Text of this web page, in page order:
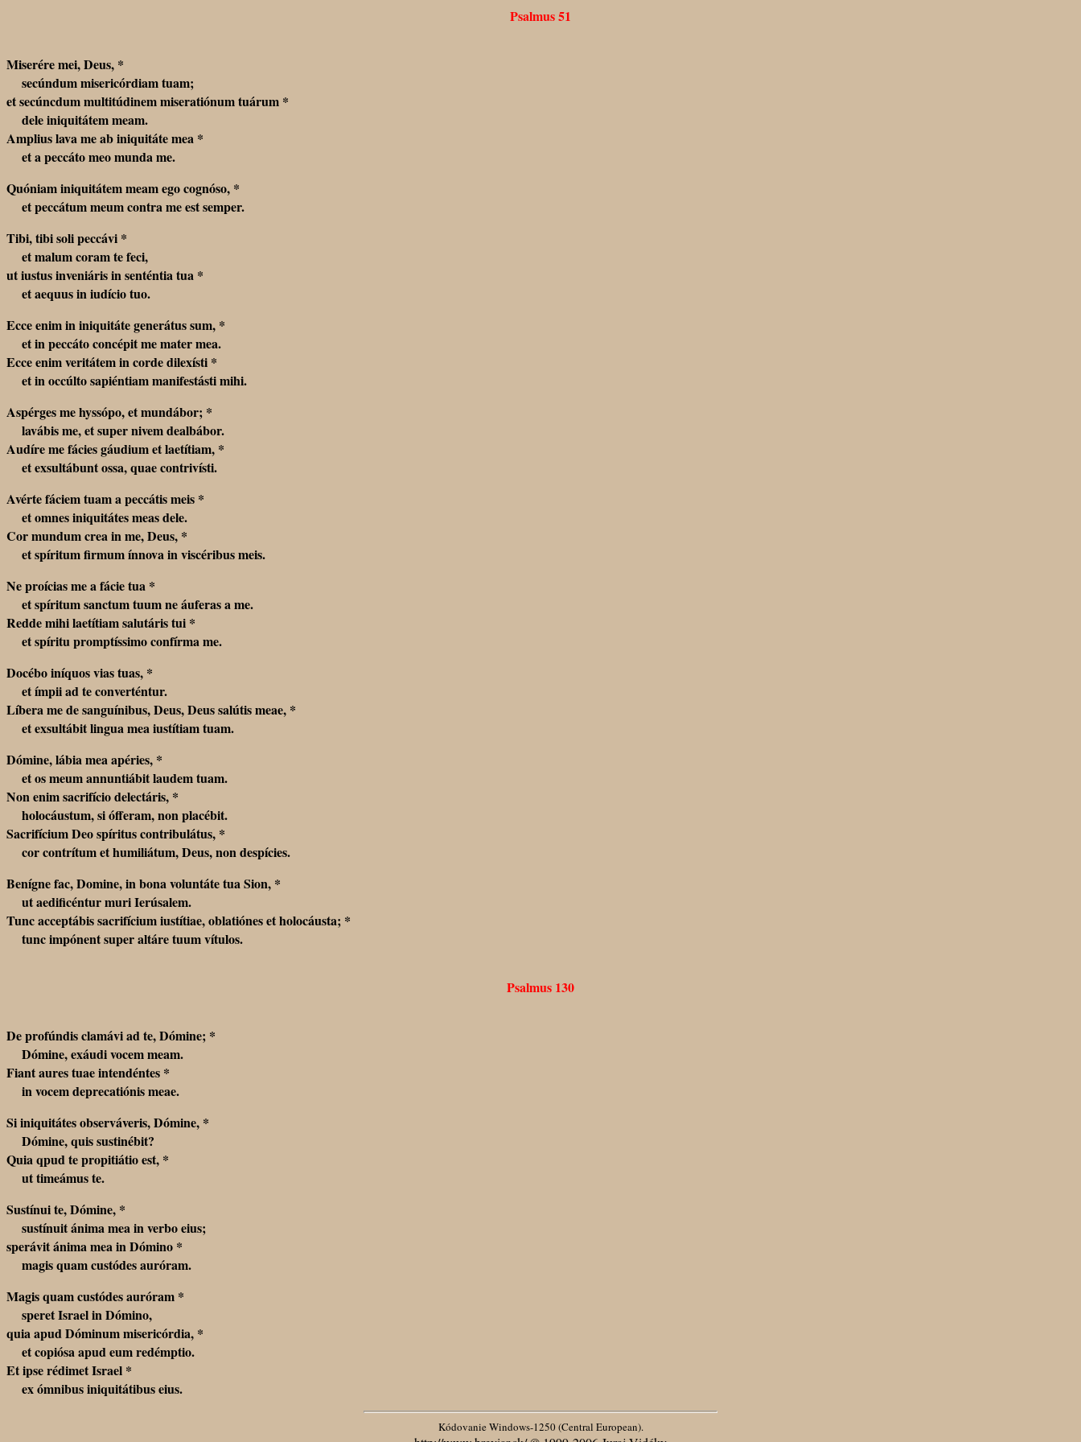
Psalmus 51
Miserére mei, Deus, *
secúndum misericórdiam tuam;
et secúncdum multitúdinem miseratiónum tuárum *
dele iniquitátem meam.
Amplius lava me ab iniquitáte mea *
et a peccáto meo munda me.
Quóniam iniquitátem meam ego cognóso, *
et peccátum meum contra me est semper.
Tibi, tibi soli peccávi *
et malum coram te feci,
ut iustus inveniáris in senténtia tua *
et aequus in iudício tuo.
Ecce enim in iniquitáte generátus sum, *
et in peccáto concépit me mater mea.
Ecce enim veritátem in corde dilexísti *
et in occúlto sapiéntiam manifestásti mihi.
Aspérges me hyssópo, et mundábor; *
lavábis me, et super nivem dealbábor.
Audíre me fácies gáudium et laetítiam, *
et exsultábunt ossa, quae contrivísti.
Avérte fáciem tuam a peccátis meis *
et omnes iniquitátes meas dele.
Cor mundum crea in me, Deus, *
et spíritum firmum ínnova in viscéribus meis.
Ne proícias me a fácie tua *
et spíritum sanctum tuum ne áuferas a me.
Redde mihi laetítiam salutáris tui *
et spíritu promptíssimo confírma me.
Docébo iníquos vias tuas, *
et ímpii ad te converténtur.
Líbera me de sanguínibus, Deus, Deus salútis meae, *
et exsultábit lingua mea iustítiam tuam.
Dómine, lábia mea apéries, *
et os meum annuntiábit laudem tuam.
Non enim sacrifício delectáris, *
holocáustum, si ófferam, non placébit.
Sacrifícium Deo spíritus contribulátus, *
cor contrítum et humiliátum, Deus, non despícies.
Benígne fac, Domine, in bona voluntáte tua Sion, *
ut aedificéntur muri Ierúsalem.
Tunc acceptábis sacrifícium iustítiae, oblatiónes et holocáusta; *
tunc impónent super altáre tuum vítulos.
Psalmus 130
De profúndis clamávi ad te, Dómine; *
Dómine, exáudi vocem meam.
Fiant aures tuae intendéntes *
in vocem deprecatiónis meae.
Si iniquitátes observáveris, Dómine, *
Dómine, quis sustinébit?
Quia qpud te propitiátio est, *
ut timeámus te.
Sustínui te, Dómine, *
sustínuit ánima mea in verbo eius;
sperávit ánima mea in Dómino *
magis quam custódes auróram.
Magis quam custódes auróram *
speret Israel in Dómino,
quia apud Dóminum misericórdia, *
et copiósa apud eum redémptio.
Et ipse rédimet Israel *
ex ómnibus iniquitátibus eius.
Kódovanie Windows-1250 (Central European).